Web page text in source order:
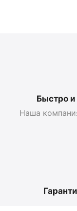
Apple iPhone 17
Быстро и
Наша